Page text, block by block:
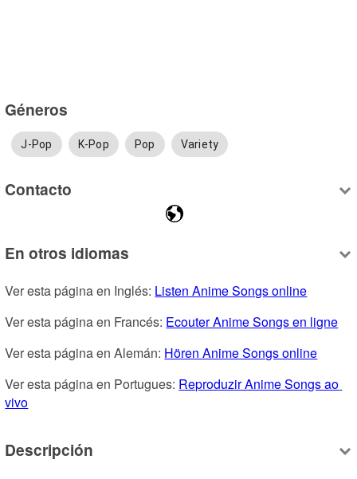
Géneros
J-Pop K-Pop Pop Variety
Contacto
En otros idiomas
Ver esta página en Inglés: Listen Anime Songs online
Ver esta página en Francés: Ecouter Anime Songs en ligne
Ver esta página en Alemán: Hören Anime Songs online
Ver esta página en Portugues: Reproduzir Anime Songs ao
vivo
Descripción